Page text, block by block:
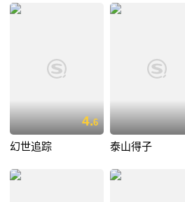
4.6
幻世追踪 泰山得子